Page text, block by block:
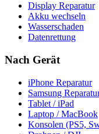
Display Reparatur
Akku wechseln
Wasserschaden
Datenrettung
Nach Gerät
iPhone Reparatur
Samsung
Tablet / iPad
Laptop / MacBook
Konsolen (PS5,